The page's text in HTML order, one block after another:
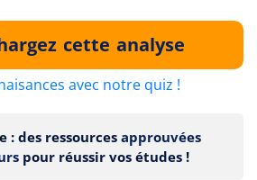
cette analyse
avec notre quiz !
: des ressources approuvées
pour réussir vos études !